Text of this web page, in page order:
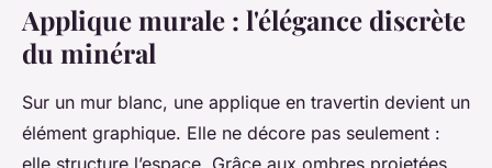
Applique murale : l'élégance discrète
du minéral
Sur un mur blanc, une applique en travertin devient un
élément graphique. Elle ne décore pas seulement :
elle structure l’espace. Grâce aux ombres projetées